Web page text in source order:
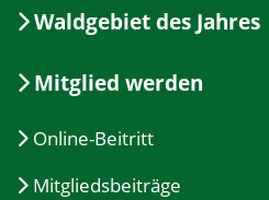
Waldgebiet des Jahres
Mitglied werden
Online-Beitritt
Mitgliedsbeiträge